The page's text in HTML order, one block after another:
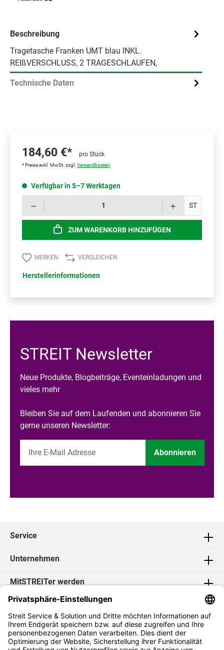
Beschreibung
Tragetasche Franken UMT blau INKL.
REIßVERSCHLUSS, 2 TRAGESCHLAUFEN,
Technische Daten
184,60 €* pro Stück
* Preise exkl. MwSt. zzgl. Versandkosten
Verfügbar in 5–7 Werktagen
ST
ZUM WARENKORB HINZUFÜGEN
MERKEN VERGLEICHEN
Herstellerinformationen
STREIT Newsletter
Neue Produkte, Blogbeiträge, Eventeinladungen und
vieles mehr
Bleiben Sie auf dem Laufenden und abonnieren Sie
gerne unseren Newsletter:
Abonnieren
Service
Unternehmen
MitSTREITer werden
Kontakt
Social Media